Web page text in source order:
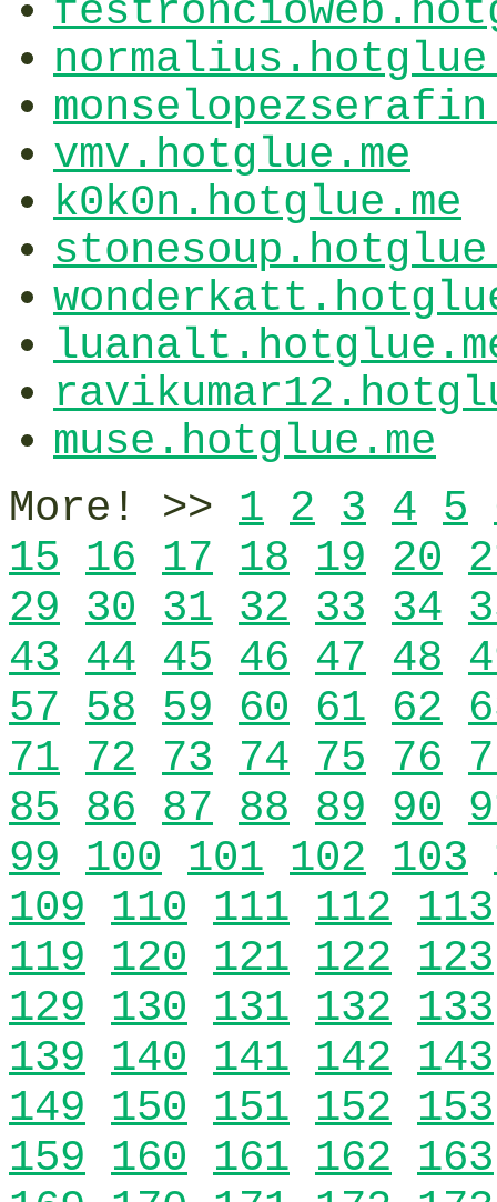
vmv.hotglue.me
k0k0n.hotglue.me
muse.hotglue.me
More! >> 1 2 3 4 5
15 16 17 18 19 20
29 30 31 32 33 34
43 44 45 46 47 48
57 58 59 60 61 62
71 72 73 74 75 76
85 86 87 88 89 90
99 100 101 102 103
109 110 111 112 113
119 120 121 122 123
129 130 131 132 133
139 140 141 142 143
149 150 151 152 153
159 160 161 162 163